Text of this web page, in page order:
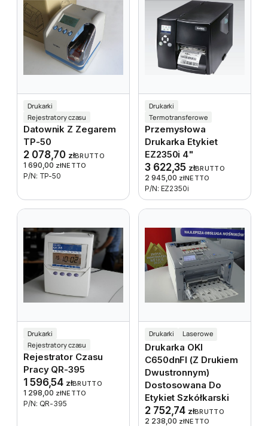
Drukarki
Rejestratory czasu
Datownik Z Zegarem
TP-50
2 078,70 złBRUTTO
1 690,00 złNETTO
P/N: TP-50
Drukarki
Termotransferowe
Przemysłowa
Drukarka Etykiet
EZ2350i 4"
3 622,35 złBRUTTO
2 945,00 złNETTO
P/N: EZ2350i
Drukarki
Rejestratory czasu
Rejestrator Czasu
Pracy QR-395
1 596,54 złBRUTTO
1 298,00 złNETTO
P/N: QR-395
Drukarki Laserowe
Drukarka OKI
C650dnFl (z Drukiem
Dwustronnym)
Dostosowana Do
Etykiet Szkółkarski
2 752,74 złBRUTTO
2 238,00 złNETTO